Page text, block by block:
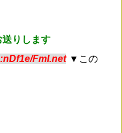
りします
FmI.net ▼この